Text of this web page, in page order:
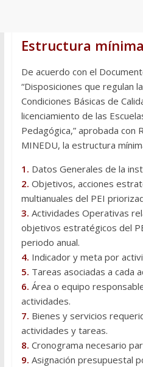
Estructura
De acuerdo con el
“Disposiciones que regulan
Condiciones Básicas de
licenciamiento de las
Pedagógica,” aprobada con
MINEDU, la estructura
1. Datos Generales de la
2. Objetivos, acciones
multianuales del PEI
3. Actividades Operativas
objetivos estratégicos del
periodo anual.
4. Indicador y meta por
5. Tareas asociadas a cada
6. Área o equipo
actividades.
7. Bienes y servicios
actividades y tareas.
8. Cronograma necesario
9. Asignación presupuestal